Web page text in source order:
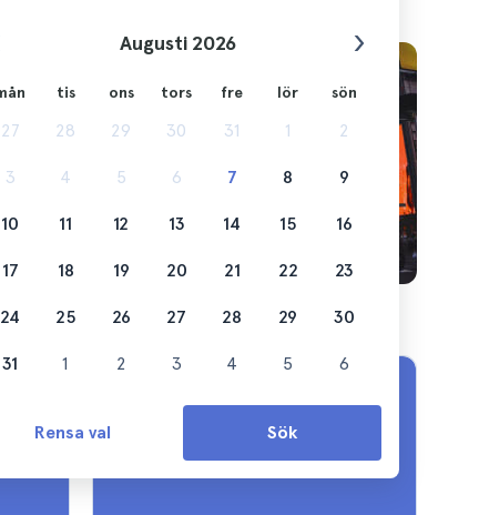
i
Augusti 2026
tis ons tors fre lör sön
27 28 29 30 31 1 2
3 4 5 6 7 8 9
10 11 12 13 14 15 16
17 18 19 20 21 22 23
24 25 26 27 28 29 30
31 1 2 3 4 5 6
Rensa val Sök